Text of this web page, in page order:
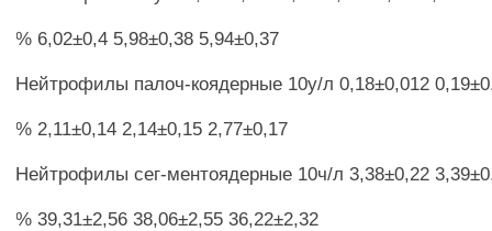
% 6,02±0,4 5,98±0,38 5,94±0,37
Нейтрофилы палоч-коядерные 10у/л 0,18±0,012
% 2,11±0,14 2,14±0,15 2,77±0,17
Нейтрофилы сег-ментоядерные 10ч/л 3,38±0,22
% 39,31±2,56 38,06±2,55 36,22±2,32